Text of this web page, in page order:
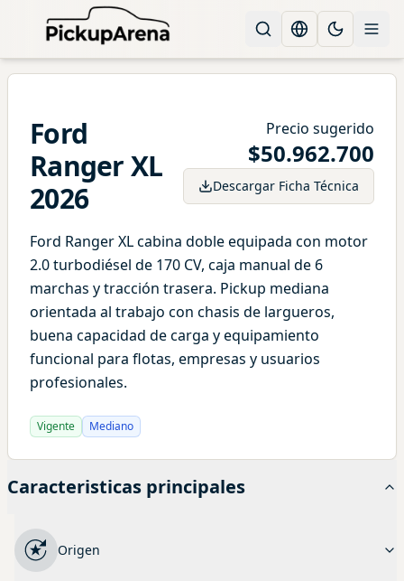
ChangeToggle
Ford
RangerXL
2026
Precio sugerido
$50.962.700
Descargar Ficha Técnica
Ford Ranger XL cabina doble equipada con motor
2.0 turbodiésel de 170 CV, caja manual de 6
marchas y tracción trasera. Pickup mediana
orientada al trabajo con chasis de largueros,
buena capacidad de carga y equipamiento
funcional para flotas, empresas y usuarios
profesionales.
Vigente Mediano
Caracteristicas principales
Origen